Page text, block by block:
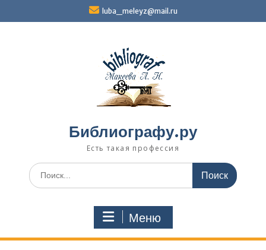
luba_meleyz@mail.ru
Библиографу.ру
Есть такая профессия
Поиск
по:
Меню